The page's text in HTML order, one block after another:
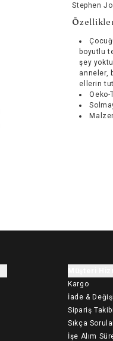
Stephen
boyutlu
şey
anneler,
ellerin
Oeko-
Kargo
İade &
Sipariş Takibi
Sıkça
İşe Alım